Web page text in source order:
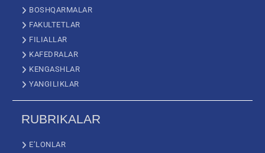
BOSHQARMALAR
FAKULTETLAR
FILIALLAR
KAFEDRALAR
KENGASHLAR
YANGILIKLAR
RUBRIKALAR
E’LONLAR